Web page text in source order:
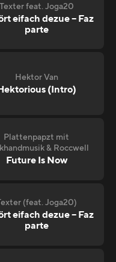
Texter feat. Joga20
eifach dezue – Faz
parte
Hektor Van
(Intro)
Plattenpapzt mit
& Roccwell
Future Is Now
(feat. Joga20)
eifach dezue – Faz
parte